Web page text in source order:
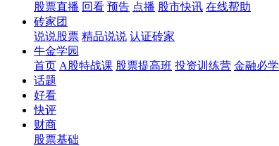
股票直播 回看 预告 点播 股市快讯 在线帮助
砖家团
说说股票 精品说说 认证砖家
牛金学园
首页 A股特战课 股票提高班 投资训练营 金融必学
话题
好看
快评
财商
股票基础